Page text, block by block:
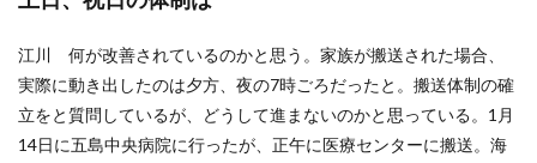
江川 何が改善されているのかと思う。家族が搬送された場合、
実際に動き出したのは夕方、夜の7時ごろだったと。搬送体制の確
立をと質問しているが、どうして進まないのかと思っている。1月
14日に五島中央病院に行ったが、正午に医療センターに搬送。海